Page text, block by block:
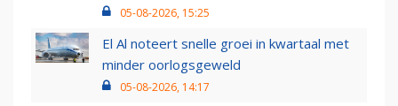
05-08-2026, 15:25
El Al noteert snelle groei in kwartaal met
minder oorlogsgeweld
05-08-2026, 14:17